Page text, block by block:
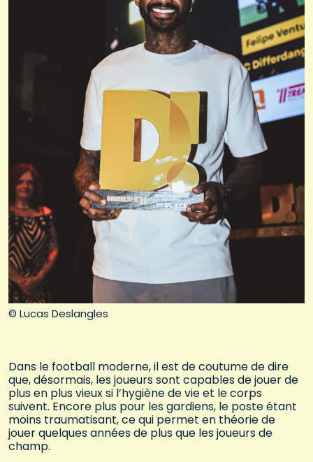
© Lucas Deslangles
Dans le football moderne, il est de coutume de dire
que, désormais, les joueurs sont capables de jouer de
plus en plus vieux si l’hygiène de vie et le corps
suivent. Encore plus pour les gardiens, le poste étant
moins traumatisant, ce qui permet en théorie de
jouer quelques années de plus que les joueurs de
champ.